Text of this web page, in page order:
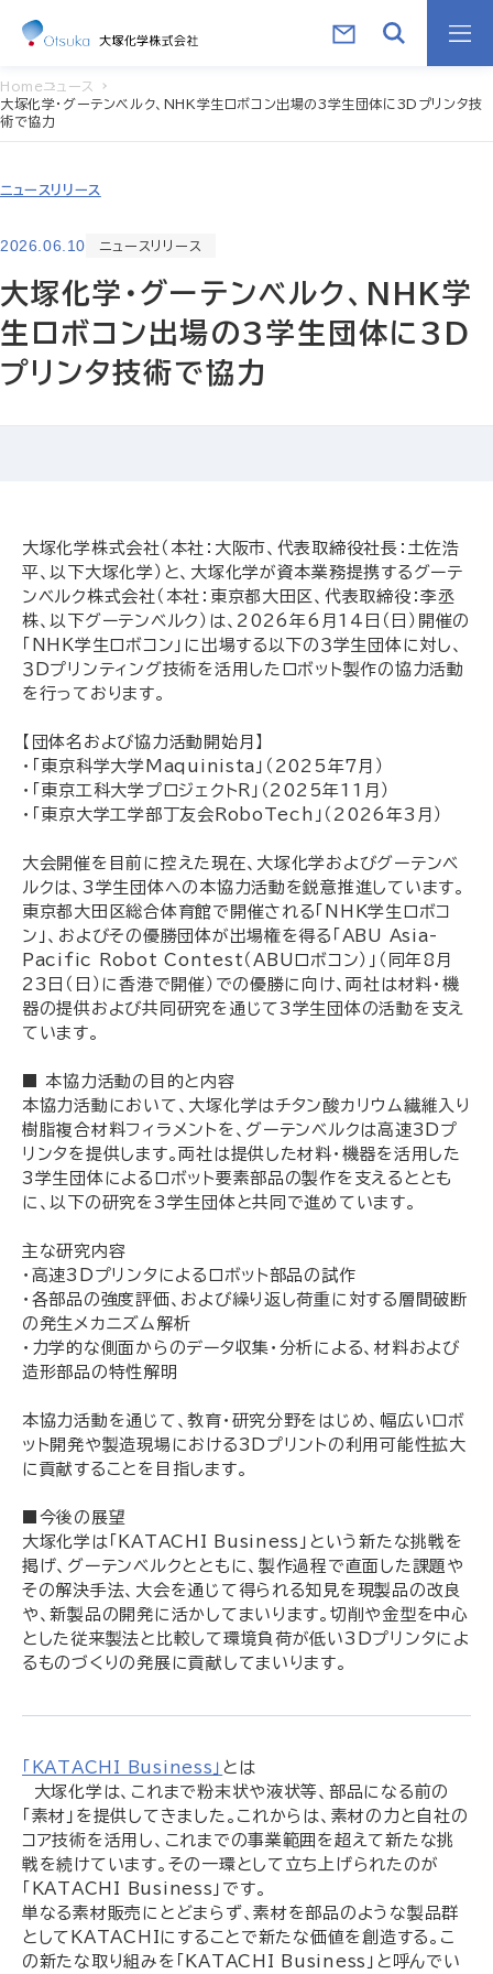
Home ニュース
大塚化学・グーテンベルク、NHK学生ロボコン出場の3学生団体に3Dプリンタ技
術で協力
ニュースリリース
2026.06.10 ニュースリリース
大塚化学・グーテンベルク、NHK学
生ロボコン出場の3学生団体に3D
プリンタ技術で協力
大塚化学株式会社（本社：大阪市、代表取締役社長：土佐浩
平、以下大塚化学）と、大塚化学が資本業務提携するグーテ
ンベルク株式会社（本社：東京都大田区、代表取締役：李丞
株、以下グーテンベルク）は、2026年6月14日（日）開催の
「NHK学生ロボコン」に出場する以下の３学生団体に対し、
３Dプリンティング技術を活用したロボット製作の協力活動
を行っております。
【団体名および協力活動開始月】
・「東京科学大学Maquinista」（2025年7月）
・「東京工科大学プロジェクトR」（2025年11月）
・「東京大学工学部丁友会RoboTech」（2026年3月）
大会開催を目前に控えた現在、大塚化学およびグーテンベ
ルクは、3学生団体への本協力活動を鋭意推進しています。
東京都大田区総合体育館で開催される「NHK学生ロボコ
ン」、およびその優勝団体が出場権を得る「ABU Asia-
Pacific Robot Contest（ABUロボコン）」（同年8月
23日（日）に香港で開催）での優勝に向け、両社は材料・機
器の提供および共同研究を通じて3学生団体の活動を支え
ています。
■ 本協力活動の目的と内容
本協力活動において、大塚化学はチタン酸カリウム繊維入り
樹脂複合材料フィラメントを、グーテンベルクは高速3Dプ
リンタを提供します。両社は提供した材料・機器を活用した
3学生団体によるロボット要素部品の製作を支えるととも
に、以下の研究を3学生団体と共同で進めています。
主な研究内容
・高速3Dプリンタによるロボット部品の試作
・各部品の強度評価、および繰り返し荷重に対する層間破断
の発生メカニズム解析
・力学的な側面からのデータ収集・分析による、材料および
造形部品の特性解明
本協力活動を通じて、教育・研究分野をはじめ、幅広いロボ
ット開発や製造現場における3Dプリントの利用可能性拡大
に貢献することを目指します。
■今後の展望
大塚化学は「KATACHI Business」という新たな挑戦を
掲げ、グーテンベルクとともに、製作過程で直面した課題や
その解決手法、大会を通じて得られる知見を現製品の改良
や、新製品の開発に活かしてまいります。切削や金型を中心
とした従来製法と比較して環境負荷が低い3Dプリンタによ
るものづくりの発展に貢献してまいります。
「KATACHI Business」 とは
大塚化学は、これまで粉末状や液状等、部品になる前の
「素材」を提供してきました。これからは、素材の力と自社の
コア技術を活用し、これまでの事業範囲を超えて新たな挑
戦を続けています。その一環として立ち上げられたのが
「KATACHI Business」です。
単なる素材販売にとどまらず、素材を部品のような製品群
としてKATACHIにすることで新たな価値を創造する。こ
の新たな取り組みを「KATACHI Business」と呼んでい